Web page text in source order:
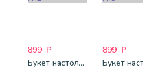
899 ₽
Букет настольный №1
899 ₽